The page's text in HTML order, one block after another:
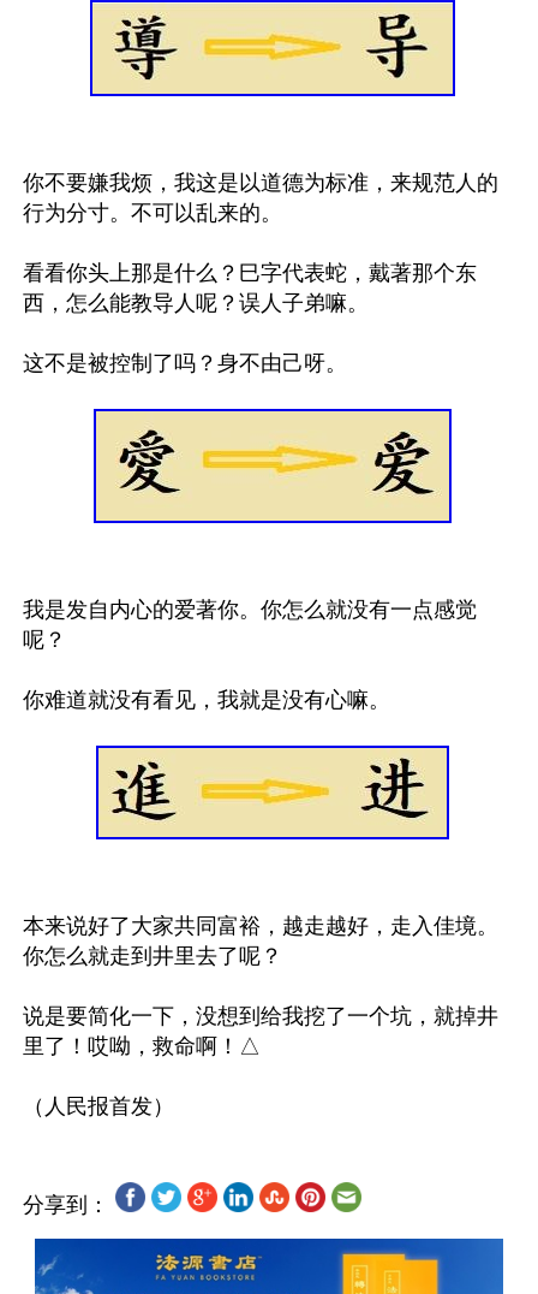
你不要嫌我烦，我这是以道德为标准，来规范人的
行为分寸。不可以乱来的。
看看你头上那是什么？巳字代表蛇，戴著那个东
西，怎么能教导人呢？误人子弟嘛。
这不是被控制了吗？身不由己呀。
我是发自内心的爱著你。你怎么就没有一点感觉
呢？
你难道就没有看见，我就是没有心嘛。
本来说好了大家共同富裕，越走越好，走入佳境。
你怎么就走到井里去了呢？
说是要简化一下，没想到给我挖了一个坑，就掉井
里了！哎呦，救命啊！△
分享到：